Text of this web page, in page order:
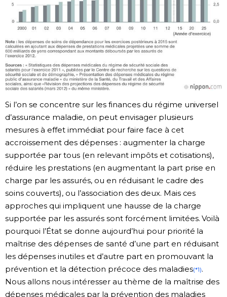
Si l’on se concentre sur les finances du régime universel
d’assurance maladie, on peut envisager plusieurs
mesures à effet immédiat pour faire face à cet
accroissement des dépenses : augmenter la charge
supportée par tous (en relevant impôts et cotisations),
réduire les prestations (en augmentant la part prise en
charge par les assurés, ou en réduisant le cadre des
soins couverts), ou l’association des deux. Mais ces
approches qui impliquent une hausse de la charge
supportée par les assurés sont forcément limitées. Voilà
pourquoi l’État se donne aujourd’hui pour priorité la
maîtrise des dépenses de santé d’une part en réduisant
les dépenses inutiles et d’autre part en promouvant la
prévention et la détection précoce des maladies(*1).
Nous allons nous intéresser au thème de la maîtrise des
dépenses médicales par la prévention des maladies